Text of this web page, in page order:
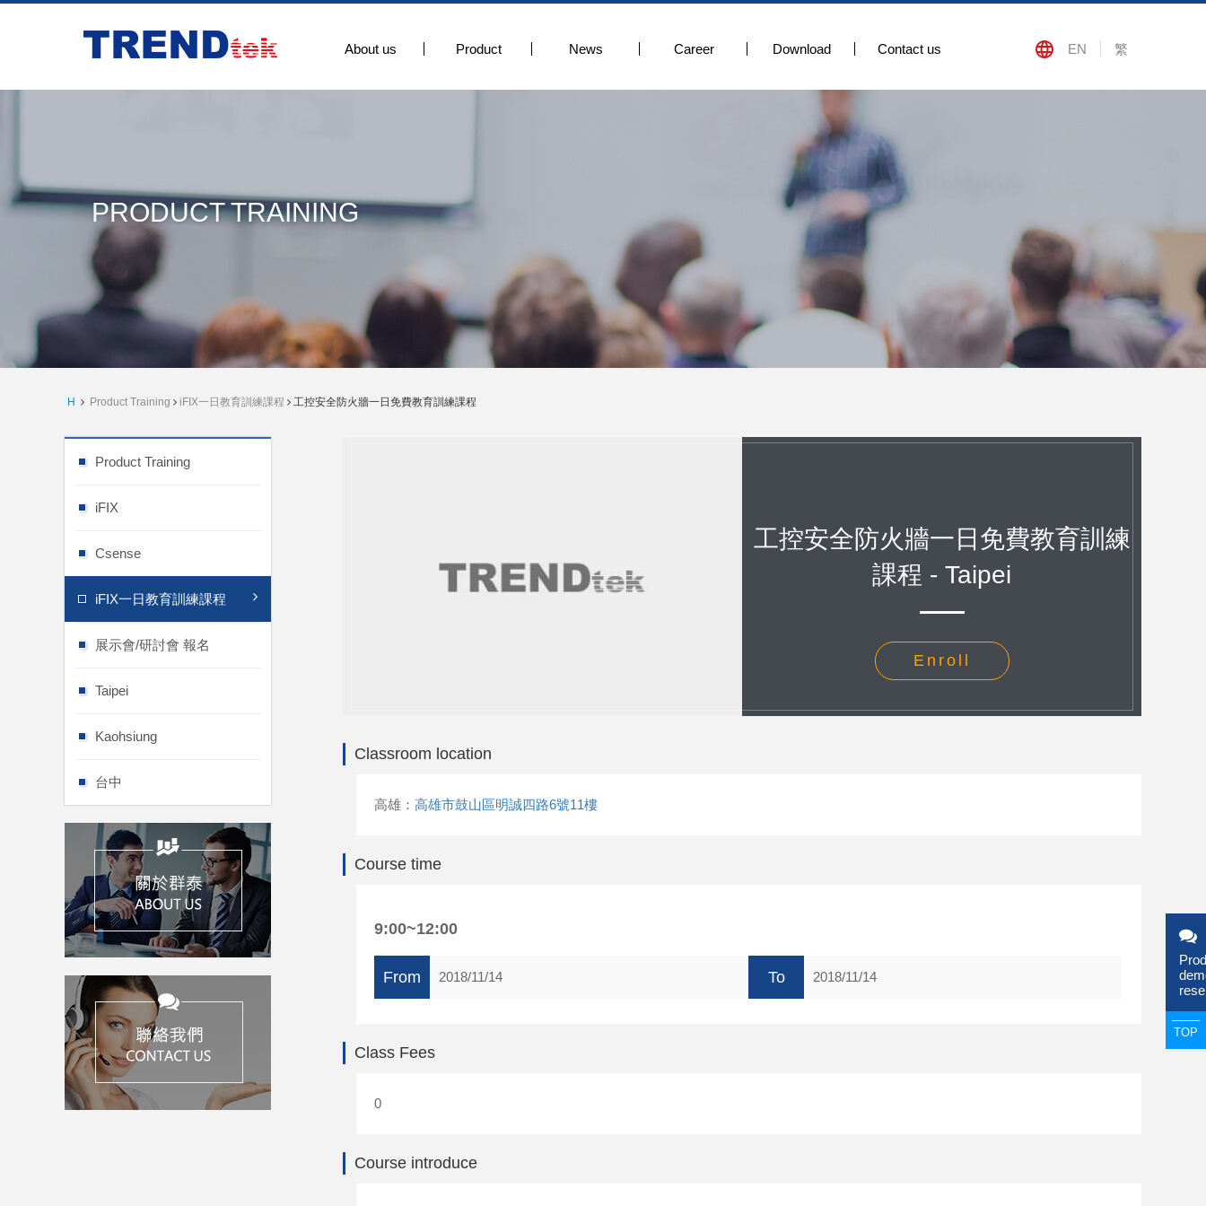
About us Product News Career Download Contact us EN 繁
PRODUCT TRAINING
H Product Training iFIX一日教育訓練課程 工控安全防火牆一日免費教育訓練課程
Product Training
iFIX
Csense
iFIX一日教育訓練課程
展示會/研討會 報名
Taipei
Kaohsiung
台中
工控安全防火牆一日免費教育訓練
課程 - Taipei
Enroll
Classroom location
高雄： 高雄市鼓山區明誠四路6號11樓
Course time
9:00~12:00
From 2018/11/14 To 2018/11/14
Class Fees
0
Course introduce
TOP